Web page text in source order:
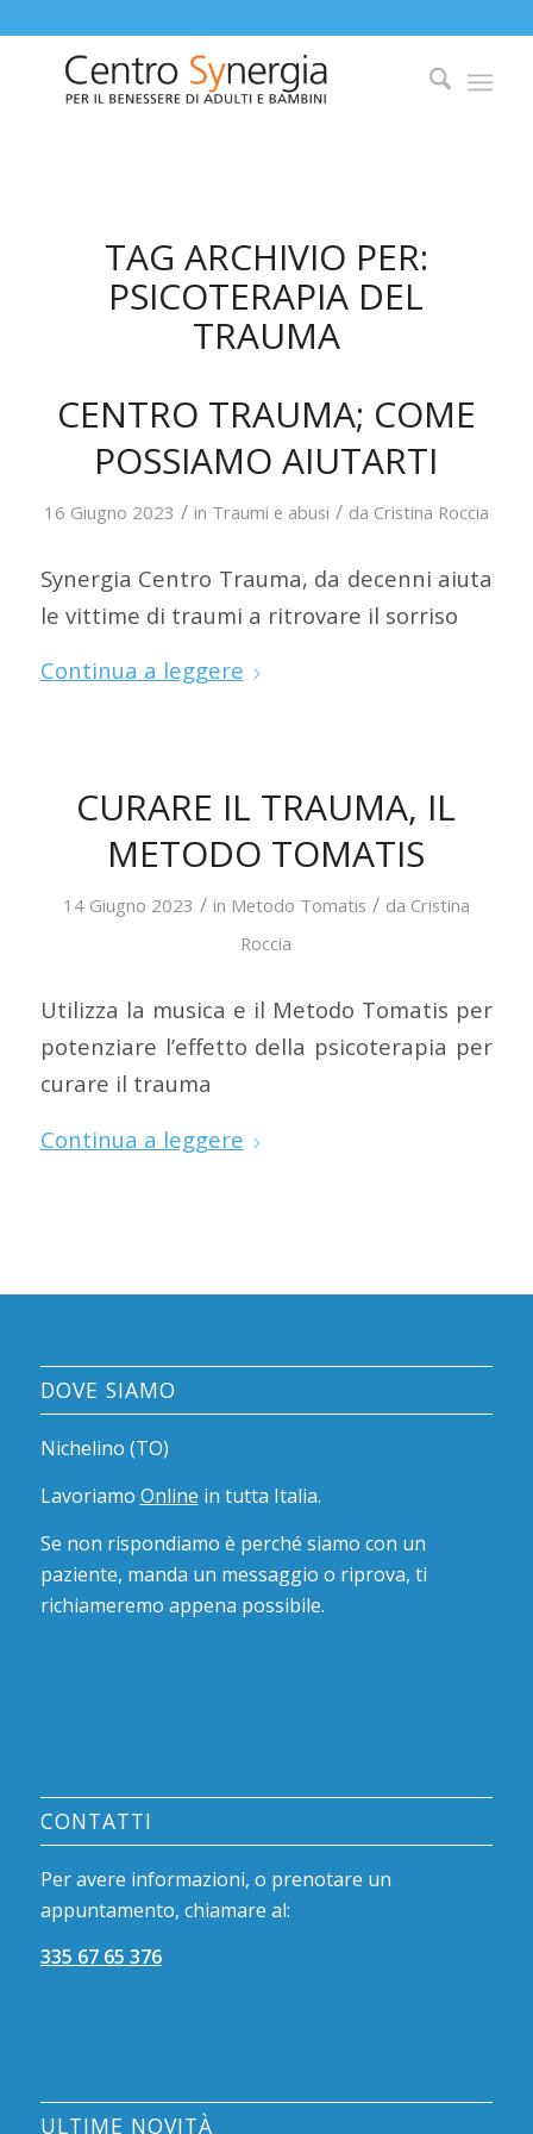
TAG ARCHIVIO PER:
PSICOTERAPIA DEL
TRAUMA
CENTRO TRAUMA; COME
POSSIAMO AIUTARTI
16 Giugno 2023 / in Traumi e abusi / da Cristina Roccia
Synergia Centro Trauma, da decenni aiuta
le vittime di traumi a ritrovare il sorriso
Continua a leggere
CURARE IL TRAUMA, IL
METODO TOMATIS
14 Giugno 2023 / in Metodo Tomatis / da Cristina
Roccia
Utilizza la musica e il Metodo Tomatis per
potenziare l’effetto della psicoterapia per
curare il trauma
Continua a leggere
DOVE SIAMO
Nichelino (TO)
Lavoriamo Online in tutta Italia.
Se non rispondiamo è perché siamo con un
paziente, manda un messaggio o riprova, ti
richiameremo appena possibile.
CONTATTI
Per avere informazioni, o prenotare un
appuntamento, chiamare al:
335 67 65 376
ULTIME NOVITÀ